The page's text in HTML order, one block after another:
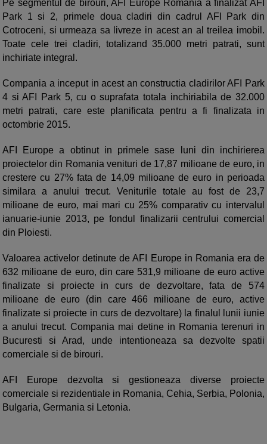
Pe segmentul de birouri, AFI Europe Romania a finalizat AFI
Park 1 si 2, primele doua cladiri din cadrul AFI Park din
Cotroceni, si urmeaza sa livreze in acest an al treilea imobil.
Toate cele trei cladiri, totalizand 35.000 metri patrati, sunt
inchiriate integral.
Compania a inceput in acest an constructia cladirilor AFI Park
4 si AFI Park 5, cu o suprafata totala inchiriabila de 32.000
metri patrati, care este planificata pentru a fi finalizata in
octombrie 2015.
AFI Europe a obtinut in primele sase luni din inchirierea
proiectelor din Romania venituri de 17,87 milioane de euro, in
crestere cu 27% fata de 14,09 milioane de euro in perioada
similara a anului trecut. Veniturile totale au fost de 23,7
milioane de euro, mai mari cu 25% comparativ cu intervalul
ianuarie-iunie 2013, pe fondul finalizarii centrului comercial
din Ploiesti.
Valoarea activelor detinute de AFI Europe in Romania era de
632 milioane de euro, din care 531,9 milioane de euro active
finalizate si proiecte in curs de dezvoltare, fata de 574
milioane de euro (din care 466 milioane de euro, active
finalizate si proiecte in curs de dezvoltare) la finalul lunii iunie
a anului trecut. Compania mai detine in Romania terenuri in
Bucuresti si Arad, unde intentioneaza sa dezvolte spatii
comerciale si de birouri.
AFI Europe dezvolta si gestioneaza diverse proiecte
comerciale si rezidentiale in Romania, Cehia, Serbia, Polonia,
Bulgaria, Germania si Letonia.